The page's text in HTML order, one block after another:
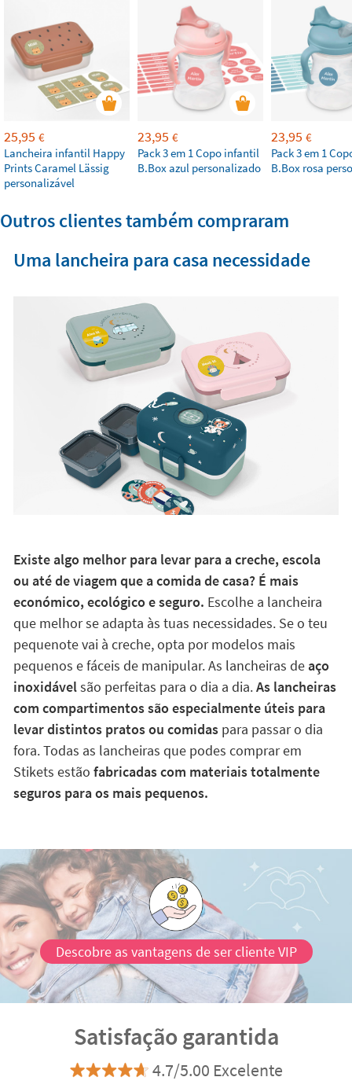
25,95 €
Lancheira infantil Happy
Prints Caramel Lässig
personalizável
23,95 €
Pack 3 em 1 Copo infantil
B.Box azul personalizado
23,95 €
Pack 3 em 1
B.Box rosa
Outros clientes também compraram
Uma lancheira para casa necessidade
Existe algo melhor para levar para a creche, escola
ou até de viagem que a comida de casa? É mais
económico, ecológico e seguro. Escolhe a lancheira
que melhor se adapta às tuas necessidades. Se o teu
pequenote vai à creche, opta por modelos mais
pequenos e fáceis de manipular. As lancheiras deaço
inoxidávelsão perfeitas para o dia a dia.As lancheiras
com compartimentos são especialmente úteis para
levar distintos pratos ou comidaspara passar o dia
fora. Todas as lancheiras que podes comprar em
Stikets estão fabricadas com materiais totalmente
seguros para os mais pequenos.
Descobre as vantagens de ser cliente VIP
Satisfação garantida
4.7/5.00 Excelente